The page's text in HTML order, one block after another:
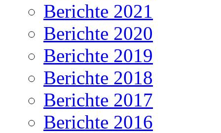
Berichte 2021
Berichte 2020
Berichte 2019
Berichte 2018
Berichte 2017
Berichte 2016